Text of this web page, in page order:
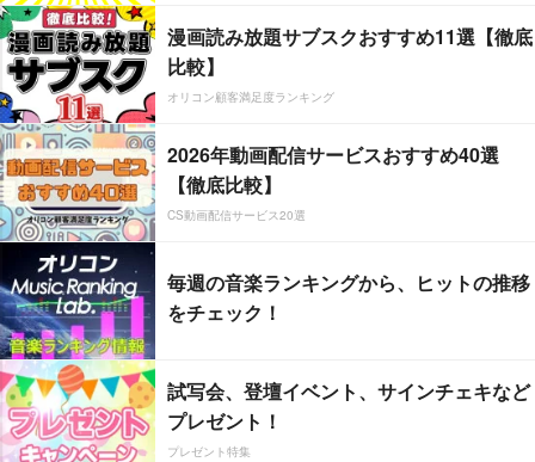
漫画読み放題サブスクおすすめ11選【徹底
比較】
オリコン顧客満足度ランキング
2026年動画配信サービスおすすめ40選
【徹底比較】
CS動画配信サービス20選
毎週の音楽ランキングから、ヒットの推移
をチェック！
試写会、登壇イベント、サインチェキなど
プレゼント！
プレゼント特集